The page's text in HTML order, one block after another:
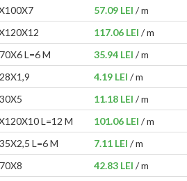
57.09 LEI / m
117.06 LEI / m
L=6 M 35.94 LEI / m
4.19 LEI / m
11.18 LEI / m
L=12 M 101.06 LEI / m
L=6 M 7.11 LEI / m
42.83 LEI / m